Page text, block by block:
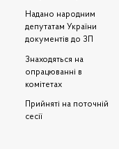
Надано народним
депутатам України
документів до ЗП
Знаходяться на
опрацюванні в
комітетах
Прийняті на поточній
сесії